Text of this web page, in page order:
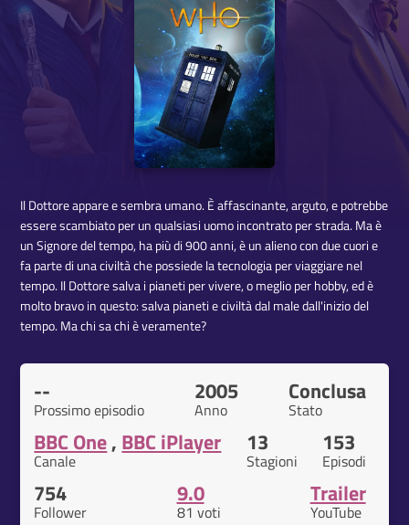
Il Dottore appare e sembra umano. È affascinante, arguto, e potrebbe
essere scambiato per un qualsiasi uomo incontrato per strada. Ma è
un Signore del tempo, ha più di 900 anni, è un alieno con due cuori e
fa parte di una civiltà che possiede la tecnologia per viaggiare nel
tempo. Il Dottore salva i pianeti per vivere, o meglio per hobby, ed è
molto bravo in questo: salva pianeti e civiltà dal male dall'inizio del
tempo. Ma chi sa chi è veramente?
--
Prossimo episodio
2005
Anno
Conclusa
Stato
BBC One, BBC iPlayer
Canale
13
Stagioni
153
Episodi
754
Follower
9.0
81 voti
Trailer
YouTube